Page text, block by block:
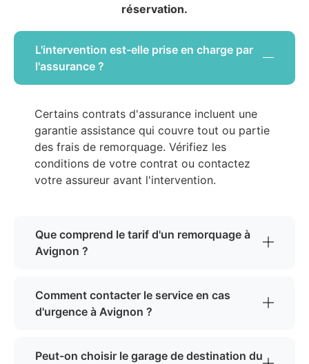
réservation.
L'intervention est-elle prise en charge par
l'assurance ?
Certains contrats d'assurance incluent une
garantie assistance qui couvre tout ou partie
des frais de remorquage. Vérifiez les
conditions de votre contrat ou contactez
votre assureur avant l'intervention.
Que comprend le tarif d'un remorquage à
Avignon ?
Comment contacter le service en cas
d'urgence à Avignon ?
Peut-on choisir le garage de destination du